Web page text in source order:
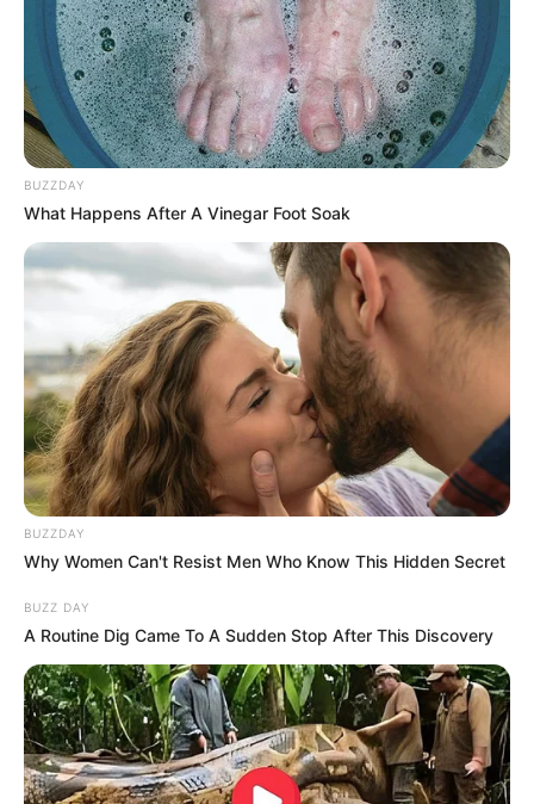
BUZZDAY
What Happens After A Vinegar Foot Soak
BUZZDAY
Why Women Can't Resist Men Who Know This Hidden Secret
BUZZ DAY
A Routine Dig Came To A Sudden Stop After This Discovery